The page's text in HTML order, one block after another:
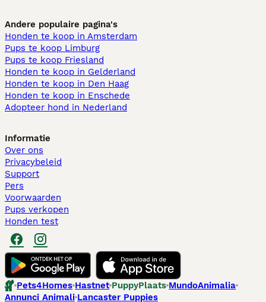
Andere populaire pagina's
Honden te koop in Amsterdam
Pups te koop Limburg​
Pups te koop Friesland​
Honden te koop in Gelderland
Honden te koop in Den Haag
Honden te koop in Enschede
Adopteer hond in Nederland
Informatie
Over ons
Privacybeleid
Support
Pers
Voorwaarden
Pups verkopen
Honden test
Pets4Homes Hastnet PuppyPlaats MundoAnimalia
Annunci Animali Lancaster Puppies